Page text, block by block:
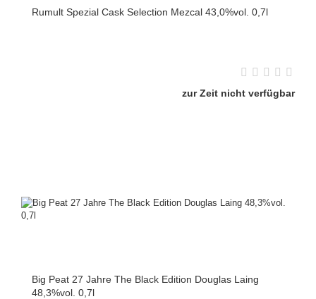
Rumult Spezial Cask Selection Mezcal 43,0%vol. 0,7l
zur Zeit nicht verfügbar
Big Peat 27 Jahre The Black Edition Douglas Laing
48,3%vol. 0,7l